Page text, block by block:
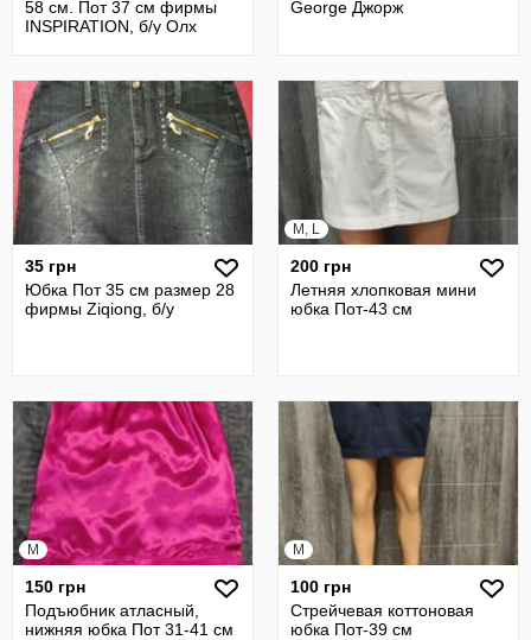
58 см. Пот 37 см фирмы
INSPIRATION, б/у Олх
George Джорж
35 грн
Юбка Пот 35 см размер 28
фирмы Ziqiong, б/у
M, L
200 грн
Летняя хлопковая мини
юбка Пот-43 см
M
150 грн
Подъюбник атласный,
нижняя юбка Пот 31-41 см
M
100 грн
Стрейчевая коттоновая
юбка Пот-39 см